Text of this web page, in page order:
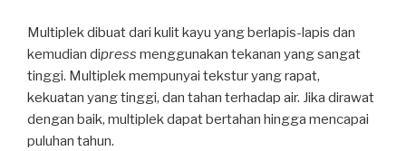
Multiplek dibuat dari kulit kayu yang berlapis-lapis dan
kemudian dipress menggunakan tekanan yang sangat
tinggi. Multiplek mempunyai tekstur yang rapat,
kekuatan yang tinggi, dan tahan terhadap air. Jika dirawat
dengan baik, multiplek dapat bertahan hingga mencapai
puluhan tahun.